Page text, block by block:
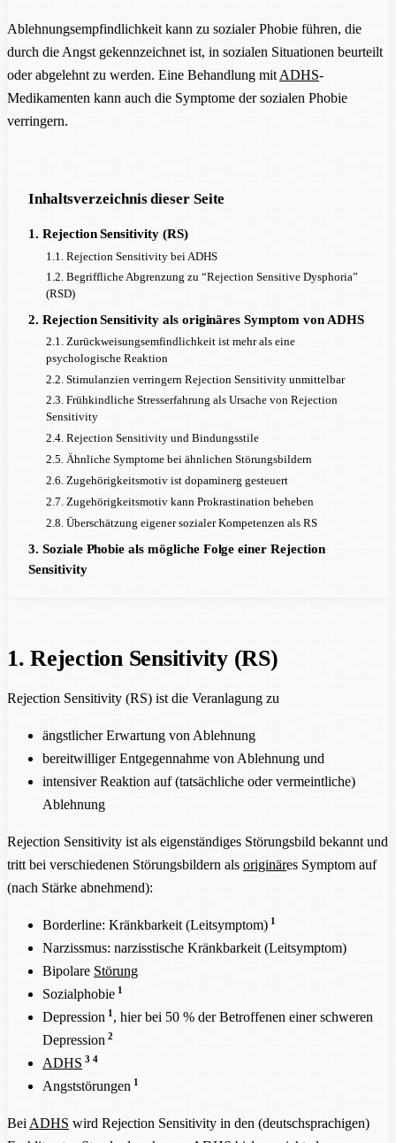
Ablehnungsempfindlichkeit kann zu sozialer Phobie führen, die
durch die Angst gekennzeichnet ist, in sozialen Situationen beurteilt
oder abgelehnt zu werden. Eine Behandlung mit ADHS-
Medikamenten kann auch die Symptome der sozialen Phobie
verringern.
Inhaltsverzeichnis dieser Seite
1. Rejection Sensitivity (RS)
1.1. Rejection Sensitivity bei ADHS
1.2. Begriffliche Abgrenzung zu “Rejection Sensitive Dysphoria”
(RSD)
2. Rejection Sensitivity als originäres Symptom von ADHS
2.1. Zurückweisungsemfindlichkeit ist mehr als eine
psychologische Reaktion
2.2. Stimulanzien verringern Rejection Sensitivity unmittelbar
2.3. Frühkindliche Stresserfahrung als Ursache von Rejection
Sensitivity
2.4. Rejection Sensitivity und Bindungsstile
2.5. Ähnliche Symptome bei ähnlichen Störungsbildern
2.6. Zugehörigkeitsmotiv ist dopaminerg gesteuert
2.7. Zugehörigkeitsmotiv kann Prokrastination beheben
2.8. Überschätzung eigener sozialer Kompetenzen als RS
3. Soziale Phobie als mögliche Folge einer Rejection
Sensitivity
1. Rejection Sensitivity (RS)
Rejection Sensitivity (RS) ist die Veranlagung zu
ängstlicher Erwartung von Ablehnung
bereitwilliger Entgegennahme von Ablehnung und
intensiver Reaktion auf (tatsächliche oder vermeintliche)
Ablehnung
Rejection Sensitivity ist als eigenständiges Störungsbild bekannt und
tritt bei verschiedenen Störungsbildern als originäres Symptom auf
(nach Stärke abnehmend):
Borderline: Kränkbarkeit (Leitsymptom) 1
Narzissmus: narzisstische Kränkbarkeit (Leitsymptom)
Bipolare Störung
Sozialphobie 1
Depression 1 , hier bei 50 % der Betroffenen einer schweren
Depression 2
ADHS 3 4
Angststörungen 1
Bei ADHS wird Rejection Sensitivity in den (deutschsprachigen)